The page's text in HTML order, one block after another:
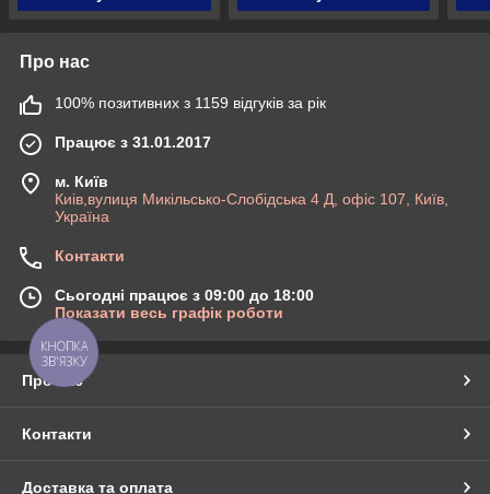
Про нас
100% позитивних з 1159 відгуків за рік
Працює з 31.01.2017
м. Київ
Киів,вулиця Микільсько-Слобідська 4 Д, офіс 107, Київ,
Україна
Контакти
Сьогодні працює з 09:00 до 18:00
Показати весь графік роботи
Про нас
Контакти
Доставка та оплата
КНОПКА
ЗВ'ЯЗКУ